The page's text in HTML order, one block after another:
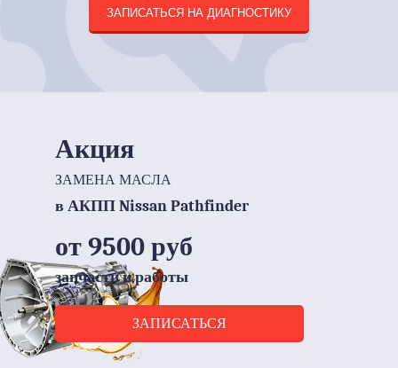
ЗАПИСАТЬСЯ НА ДИАГНОСТИКУ
Акция
ЗАМЕНА МАСЛА
в АКПП Nissan Pathfinder
от 9500 руб
запчасти и работы
ЗАПИСАТЬСЯ